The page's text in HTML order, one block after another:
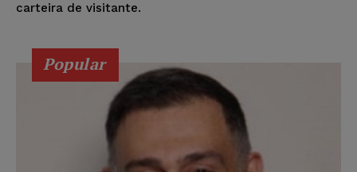
carteira de visitante.
Popular